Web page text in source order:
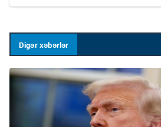
Digər xəbərlər